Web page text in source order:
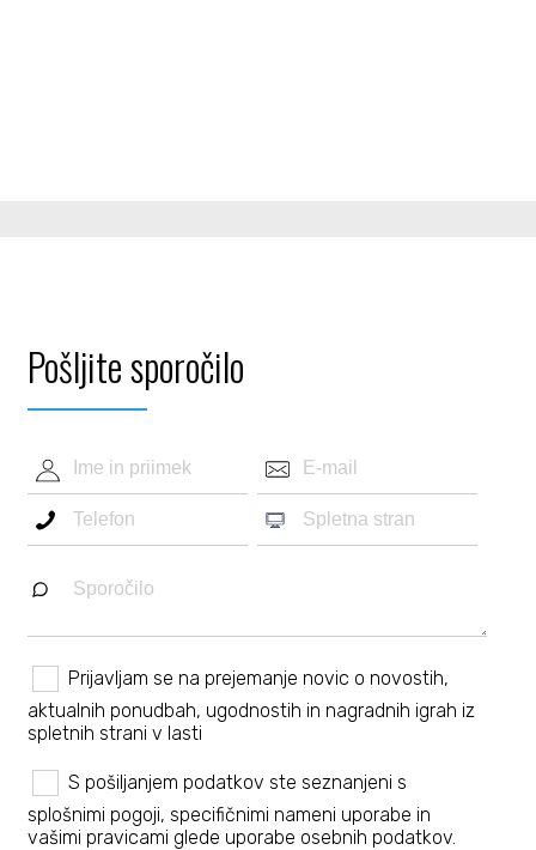
Pošljite sporočilo
Prijavljam se na prejemanje novic o novostih,
aktualnih ponudbah, ugodnostih in nagradnih igrah iz
spletnih strani v lasti
S pošiljanjem podatkov ste seznanjeni s
splošnimi pogoji, specifičnimi nameni uporabe in
vašimi pravicami glede uporabe osebnih podatkov.